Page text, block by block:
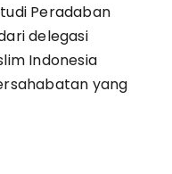
Peradaban
delegasi
Indonesia
yang